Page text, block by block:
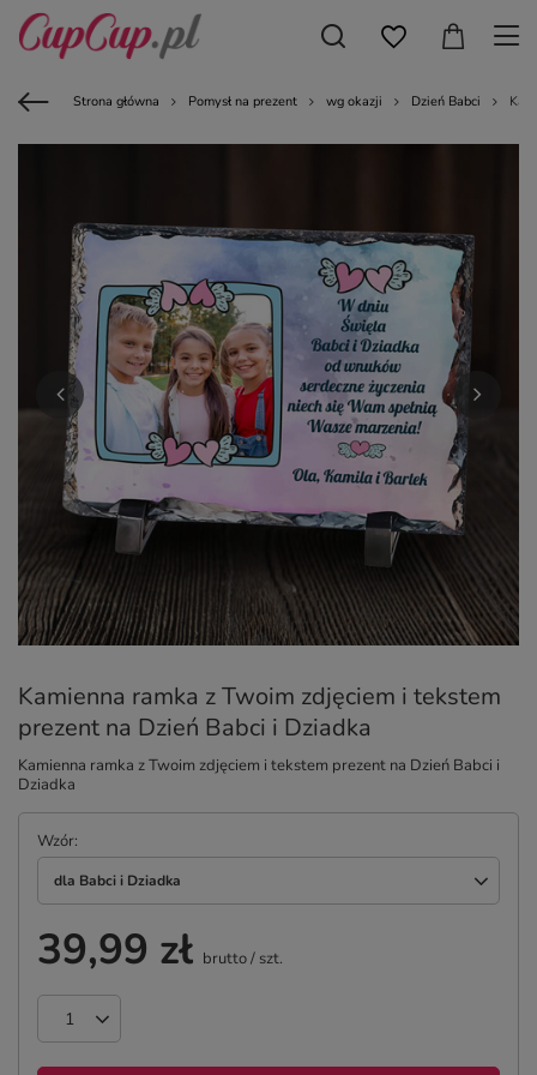
Strona główna Pomysł na prezent wg okazji Dzień Babci
Kamienna ramka z Twoim zdjęciem i tekstem
prezent na Dzień Babci i Dziadka
Kamienna ramka z Twoim zdjęciem i tekstem prezent na Dzień Babci i
Dziadka
Wzór
dla Babci i Dziadka
39,99 zł brutto/ szt.